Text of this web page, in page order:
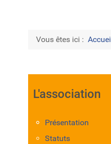
Vous êtes ici : Accueil
L'association
Présentation
Statuts